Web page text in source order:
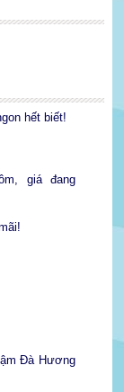
hết biết!
giá đang
Đà Hương